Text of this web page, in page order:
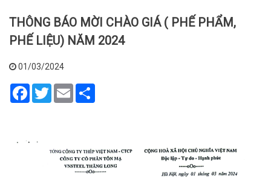
THÔNG BÁO MỜI CHÀO GIÁ ( PHẾ PHẨM,
PHẾ LIỆU) NĂM 2024
01/03/2024
Facebook
TwitterEmail